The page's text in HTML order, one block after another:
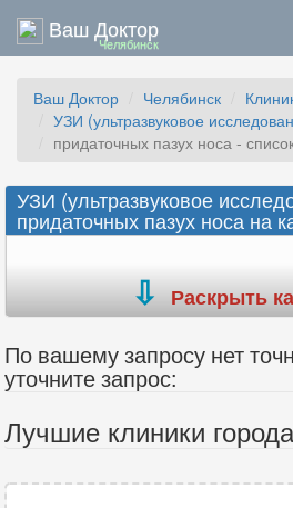
Ваш Доктор
Челябинск
Ваш Доктор Челябинск
УЗИ (ультразвуковое
придаточных пазух носа -
УЗИ (ультразвуковое
придаточных пазух носа на
Раскрыть
По вашему запросу нет
уточните запрос:
Лучшие клиники города